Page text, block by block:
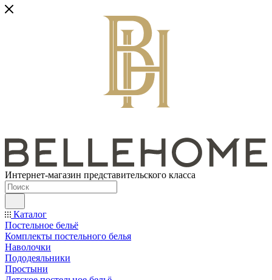
Интернет-магазин представительского класса
Каталог
Постельное бельё
Комплекты постельного белья
Наволочки
Пододеяльники
Простыни